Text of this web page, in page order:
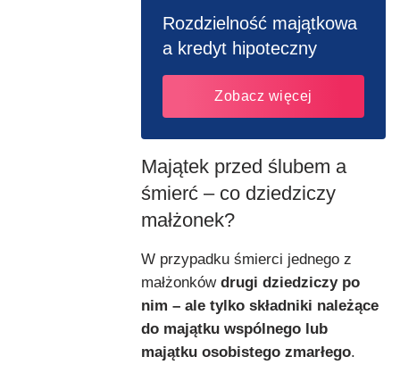
Rozdzielność majątkowa
a kredyt hipoteczny
Zobacz więcej
Majątek przed ślubem a
śmierć – co dziedziczy
małżonek?
W przypadku śmierci jednego z
małżonków drugi dziedziczy po
nim – ale tylko składniki należące
do majątku wspólnego lub
majątku osobistego zmarłego.